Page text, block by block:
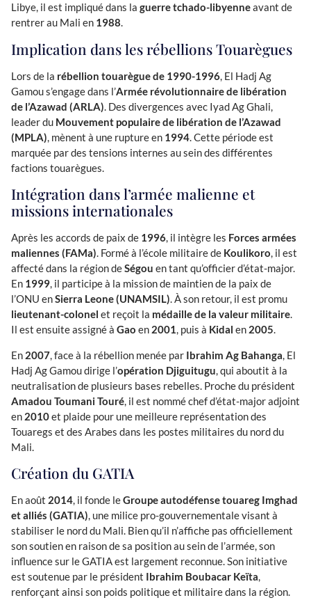
Libye, il est impliqué dans la guerre tchado-libyenneavant de
rentrer au Mali en 1988.
Implication dans les rébellions Touarègues
Lors de la rébellion touarègue de 1990-1996, El Hadj Ag
Gamou s’engage dans l’Armée révolutionnaire de libération
de l’Azawad (ARLA). Des divergences avec Iyad Ag Ghali,
leader du Mouvement populaire de libération de l’Azawad
(MPLA), mènent à une rupture en 1994. Cette période est
marquée par des tensions internes au sein des différentes
factions touarègues.
Intégration dans l’armée malienne et
missions internationales
Après les accords de paix de 1996, il intègre les Forces armées
maliennes (FAMa). Formé à l’école militaire de Koulikoro, il est
affecté dans la région deSégou en tant qu’officier d’état-major.
En 1999, il participe à la mission de maintien de la paix de
l’ONU enSierra Leone (UNAMSIL). À son retour, il est promu
lieutenant-colonel et reçoit la médaille de la valeur militaire.
Il est ensuite assigné à Gao en 2001, puis à Kidal en 2005.
En 2007 , face à la rébellion menée par Ibrahim Ag Bahanga , El
Hadj Ag Gamou dirige l’opération Djiguitugu , qui aboutit à la
neutralisation de plusieurs bases rebelles. Proche du président
Amadou Toumani Touré , il est nommé chef d’état-major adjoint
en 2010et plaide pour une meilleure représentation des
Touaregs et des Arabes dans les postes militaires du nord du
Mali.
Création du GATIA
En août 2014, il fonde leGroupe autodéfense touareg Imghad
et alliés (GATIA), une milice pro-gouvernementale visant à
stabiliser le nord du Mali. Bien qu’il n’affiche pas officiellement
son soutien en raison de sa position au sein de l’armée, son
influence sur le GATIA est largement reconnue. Son initiative
est soutenue par le président Ibrahim Boubacar Keïta,
renforçant ainsi son poids politique et militaire dans la région.